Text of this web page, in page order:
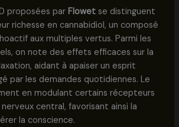
proposées par Flowetse distinguent
richesse en cannabidiol, un composé
aux multiples vertus. Parmi les
on note des effets efficaces sur la
aidant à apaiser un esprit
par les demandes quotidiennes. Le
en modulant certains récepteurs
central, favorisant ainsi la
la conscience.